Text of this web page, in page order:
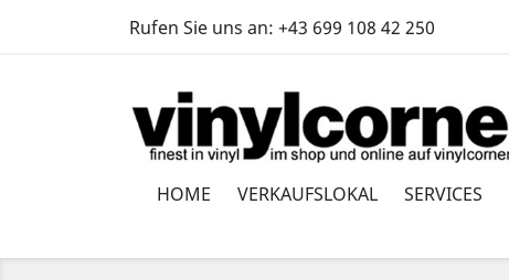
Rufen Sie uns an: +43 699 108 42 250
HOME VERKAUFSLOKAL SERVICES